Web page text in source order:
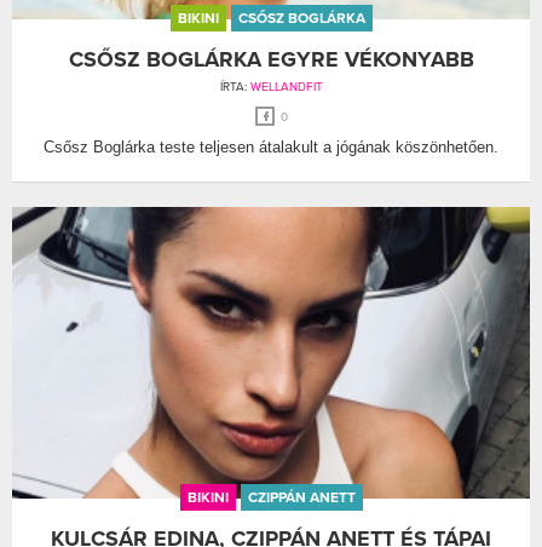
BIKINI CSŐSZ BOGLÁRKA
CSŐSZ BOGLÁRKA EGYRE VÉKONYABB
ÍRTA: WELLANDFIT
0
Csősz Boglárka teste teljesen átalakult a jógának köszönhetően.
BIKINI CZIPPÁN ANETT
KULCSÁR EDINA, CZIPPÁN ANETT ÉS TÁPAI